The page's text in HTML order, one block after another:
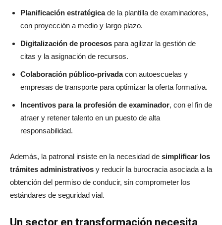
Planificación estratégicade la plantilla de examinadores,
con proyección a medio y largo plazo.
Digitalización de procesos para agilizar la gestión de
citas y la asignación de recursos.
Colaboración público-privadacon autoescuelas y
empresas de transporte para optimizar la oferta formativa.
Incentivos para la profesión de examinador, con el fin de
atraer y retener talento en un puesto de alta
responsabilidad.
Además, la patronal insiste en la necesidad de simplificar los
trámites administrativos y reducir la burocracia asociada a la
obtención del permiso de conducir, sin comprometer los
estándares de seguridad vial.
Un sector en transformación necesita